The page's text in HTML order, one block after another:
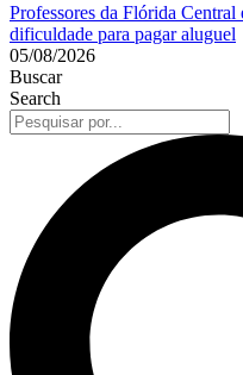
Professores da Flórida
dificuldade para pagar aluguel
05/08/2026
Buscar
Search